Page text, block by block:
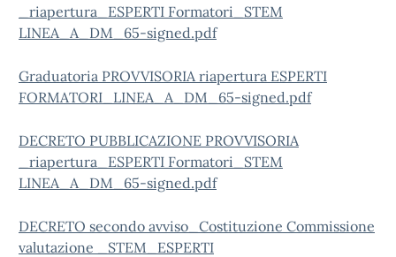
_riapertura_ESPERTI Formatori_STEM
LINEA_A_DM_65-signed.pdf
Graduatoria PROVVISORIA riapertura ESPERTI
FORMATORI_LINEA_A_DM_65-signed.pdf
DECRETO PUBBLICAZIONE PROVVISORIA
_riapertura_ESPERTI Formatori_STEM
LINEA_A_DM_65-signed.pdf
DECRETO secondo avviso_Costituzione Commissione
valutazione _STEM_ESPERTI